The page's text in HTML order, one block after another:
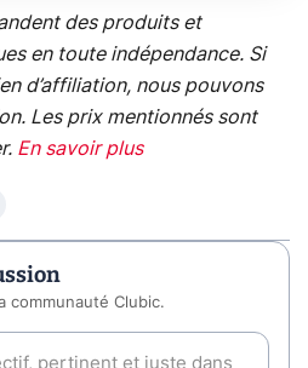
des produits et
en toute indépendance. Si
d’affiliation, nous pouvons
Les prix mentionnés sont
En savoir plus
communauté Clubic.